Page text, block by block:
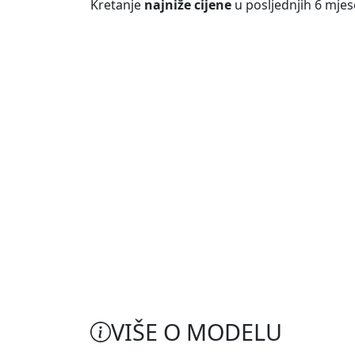
Kretanje najniže cijene u posljednjih 6
VIŠE O MODELU